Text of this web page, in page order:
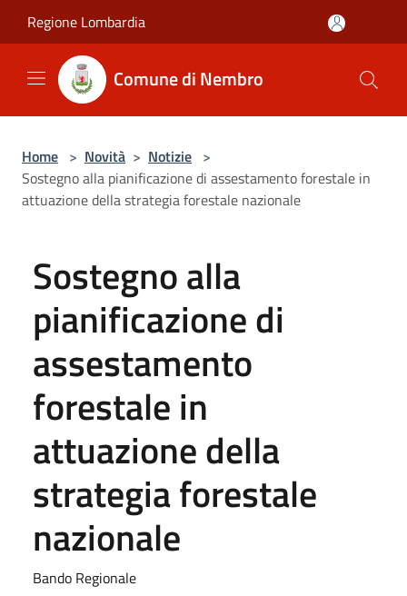
Regione Lombardia
Comune di Nembro
Home > Novità > Notizie >
Sostegno alla pianificazione di assestamento forestale in
attuazione della strategia forestale nazionale
Sostegno alla
pianificazione di
assestamento
forestale in
attuazione della
strategia forestale
nazionale
Bando Regionale